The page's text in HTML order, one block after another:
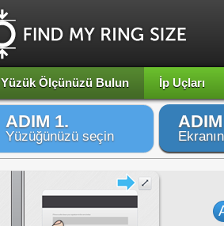
Yüzük Ölçünüzü Bulun İp Uçları
ADIM 1.
Yüzüğünüzü seçin